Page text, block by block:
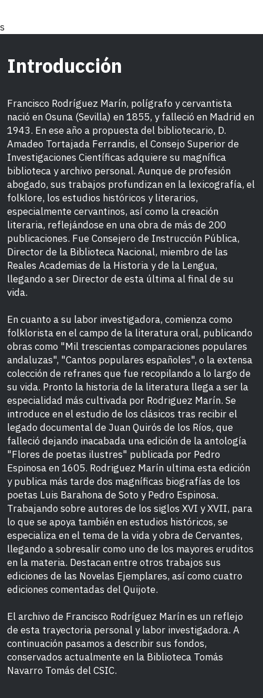
s
Introducción
Francisco Rodríguez Marín, polígrafo y cervantista
nació en Osuna (Sevilla) en 1855, y falleció en Madrid en
1943. En ese año a propuesta del bibliotecario, D.
Amadeo Tortajada Ferrandis, el Consejo Superior de
Investigaciones Científicas adquiere su magnífica
biblioteca y archivo personal. Aunque de profesión
abogado, sus trabajos profundizan en la lexicografía, el
folklore, los estudios históricos y literarios,
especialmente cervantinos, así como la creación
literaria, reflejándose en una obra de más de 200
publicaciones. Fue Consejero de Instrucción Pública,
Director de la Biblioteca Nacional, miembro de las
Reales Academias de la Historia y de la Lengua,
llegando a ser Director de esta última al final de su
vida.
En cuanto a su labor investigadora, comienza como
folklorista en el campo de la literatura oral, publicando
obras como "Mil trescientas comparaciones populares
andaluzas", "Cantos populares españoles", o la extensa
colección de refranes que fue recopilando a lo largo de
su vida. Pronto la historia de la literatura llega a ser la
especialidad más cultivada por Rodriguez Marín. Se
introduce en el estudio de los clásicos tras recibir el
legado documental de Juan Quirós de los Ríos, que
falleció dejando inacabada una edición de la antología
"Flores de poetas ilustres" publicada por Pedro
Espinosa en 1605. Rodriguez Marín ultima esta edición
y publica más tarde dos magníficas biografías de los
poetas Luis Barahona de Soto y Pedro Espinosa.
Trabajando sobre autores de los siglos XVI y XVII, para
lo que se apoya también en estudios históricos, se
especializa en el tema de la vida y obra de Cervantes,
llegando a sobresalir como uno de los mayores eruditos
en la materia. Destacan entre otros trabajos sus
ediciones de las Novelas Ejemplares, así como cuatro
ediciones comentadas del Quijote.
El archivo de Francisco Rodríguez Marín es un reflejo
de esta trayectoria personal y labor investigadora. A
continuación pasamos a describir sus fondos,
conservados actualmente en la Biblioteca Tomás
Navarro Tomás del CSIC.